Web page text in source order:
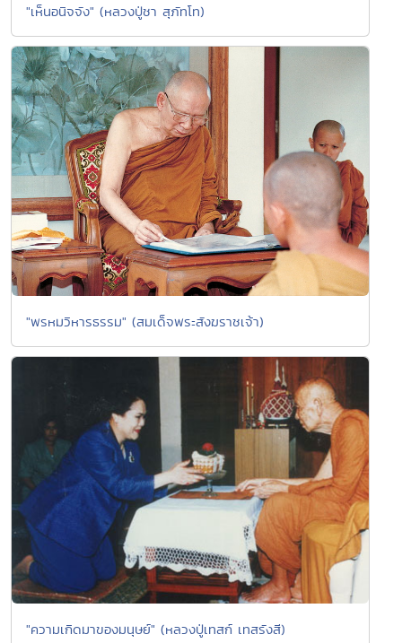
"เห็นอนิจจัง" (หลวงปู่ชา สุภัทโท)
"พรหมวิหารธรรม" (สมเด็จพระสังฆราชเจ้า)
"ความเกิดมาของมนุษย์" (หลวงปู่เทสก์ เทสรังสี)